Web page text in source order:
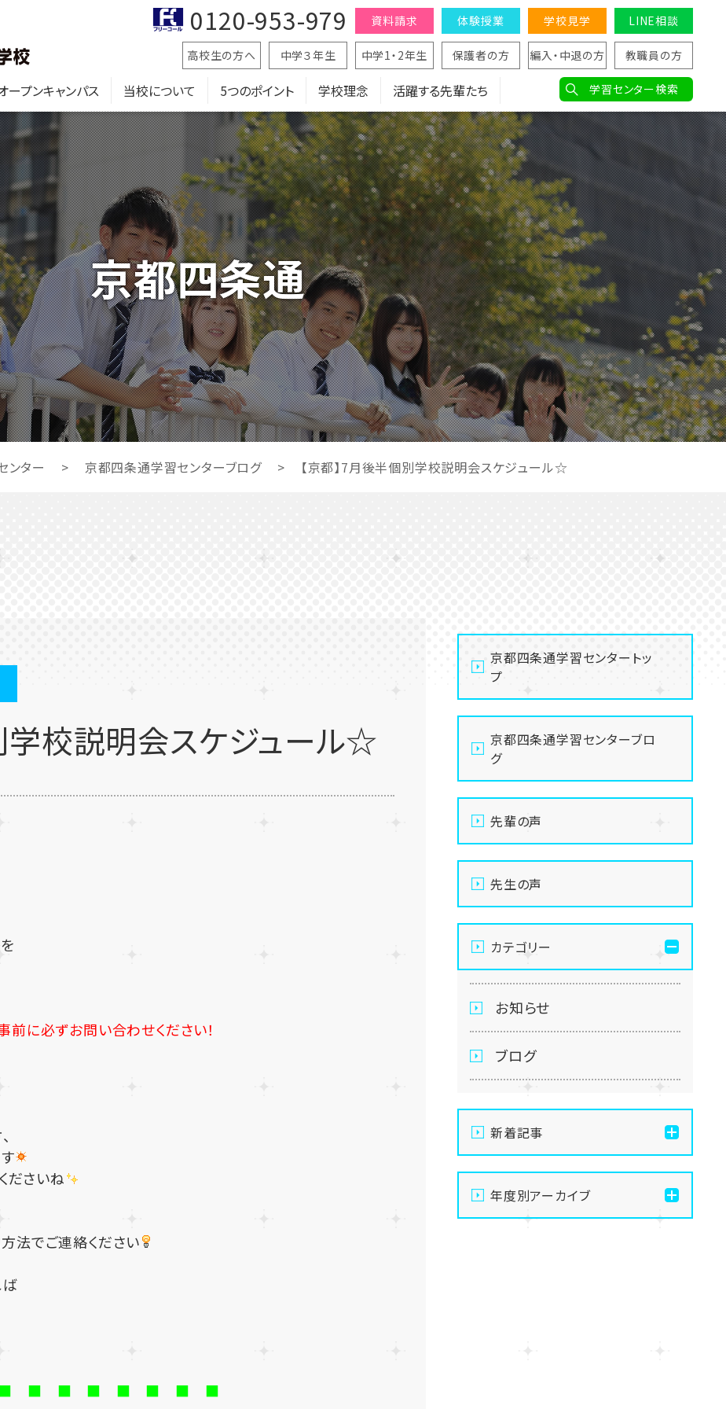
ープンキャンパス 当校について 5つのポイント 学校理念 活躍する先輩たち
資料請求 体験授業 学校見学 LINE相談
高校生の方へ 中学３年生 中学1・2年生 保護者の方 編入・中退の方 教職員の方
学習センター検索
0120-953-979
京都四条通
ンター > 京都四条通学習センターブログ > 【京都】7月後半個別学校説明会スケジュール☆
学校説明会スケジュール☆
に必ずお問い合わせください！
ださいね
法でご連絡ください
■ ■ ■ ■ ■ ■ ■
京都四条通学習センタートッ
プ
京都四条通学習センターブロ
グ
先輩の声
先生の声
カテゴリー
お知らせ
ブログ
新着記事
通信制高校の学習風景
年度別アーカイブ